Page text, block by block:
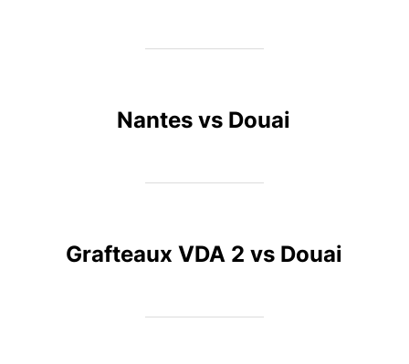
Nantes vs Douai
Grafteaux VDA 2 vs Douai